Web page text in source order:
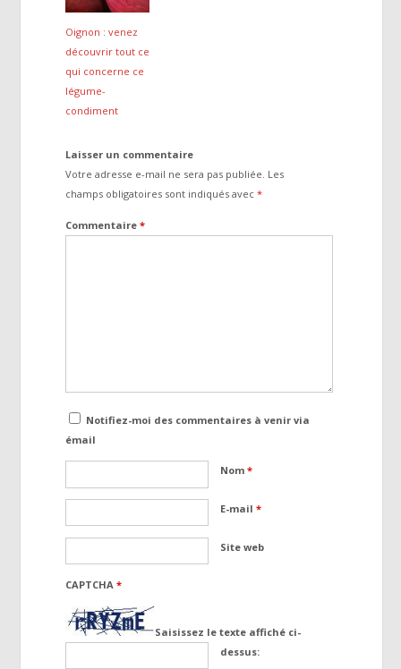
Oignon : venez
découvrir tout ce
qui concerne ce
légume-
condiment
Laisser un commentaire
Votre adresse e-mail ne sera pas publiée. Les
champs obligatoires sont indiqués avec*
Commentaire*
Notifiez-moi des commentaires à venir via
émail
Nom*
E-mail*
Site web
CAPTCHA*
Saisissez le texte affiché ci-
dessus: